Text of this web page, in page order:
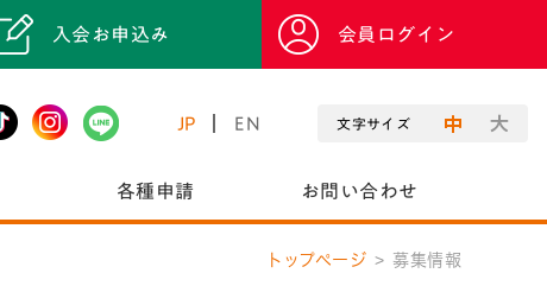
入会お申込み 会員ログイン
JP EN 文字サイズ
各種申請 お問い合わせ
トップページ 募集情報